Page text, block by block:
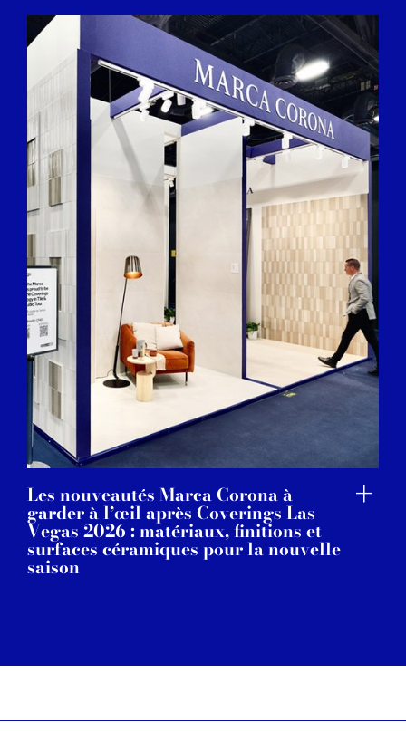
Les nouveautés Marca Corona à
garder à l’œil après Coverings Las
Vegas 2026 : matériaux, finitions et
surfaces céramiques pour la nouvelle
saison